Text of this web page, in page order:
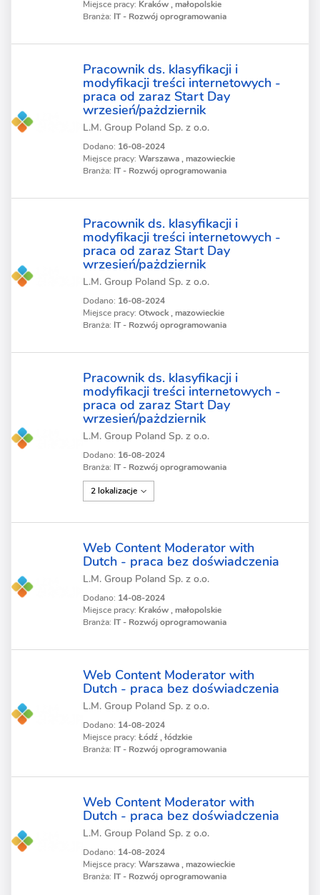
Miejsce pracy: Kraków , małopolskie
Branża: IT - Rozwój oprogramowania
Pracownik ds. klasyfikacji i
modyfikacji treści internetowych -
praca od zaraz Start Day
wrzesień/pażdziernik
L.M. Group Poland Sp. z o.o.
Dodano: 16-08-2024
Miejsce pracy: Warszawa , mazowieckie
Branża: IT - Rozwój oprogramowania
Pracownik ds. klasyfikacji i
modyfikacji treści internetowych -
praca od zaraz Start Day
wrzesień/pażdziernik
L.M. Group Poland Sp. z o.o.
Dodano: 16-08-2024
Miejsce pracy: Otwock , mazowieckie
Branża: IT - Rozwój oprogramowania
Pracownik ds. klasyfikacji i
modyfikacji treści internetowych -
praca od zaraz Start Day
wrzesień/pażdziernik
L.M. Group Poland Sp. z o.o.
Dodano: 16-08-2024
Branża: IT - Rozwój oprogramowania
2 lokalizacje
Web Content Moderator with
Dutch - praca bez doświadczenia
L.M. Group Poland Sp. z o.o.
Dodano: 14-08-2024
Miejsce pracy: Kraków , małopolskie
Branża: IT - Rozwój oprogramowania
Web Content Moderator with
Dutch - praca bez doświadczenia
L.M. Group Poland Sp. z o.o.
Dodano: 14-08-2024
Miejsce pracy: Łódź , łódzkie
Branża: IT - Rozwój oprogramowania
Web Content Moderator with
Dutch - praca bez doświadczenia
L.M. Group Poland Sp. z o.o.
Dodano: 14-08-2024
Miejsce pracy: Warszawa , mazowieckie
Branża: IT - Rozwój oprogramowania